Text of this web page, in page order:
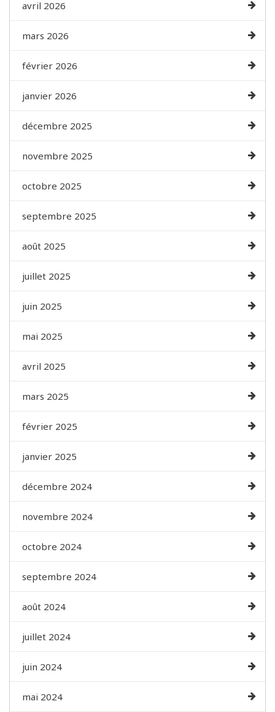
avril 2026
mars 2026
février 2026
janvier 2026
décembre 2025
novembre 2025
octobre 2025
septembre 2025
août 2025
juillet 2025
juin 2025
mai 2025
avril 2025
mars 2025
février 2025
janvier 2025
décembre 2024
novembre 2024
octobre 2024
septembre 2024
août 2024
juillet 2024
juin 2024
mai 2024